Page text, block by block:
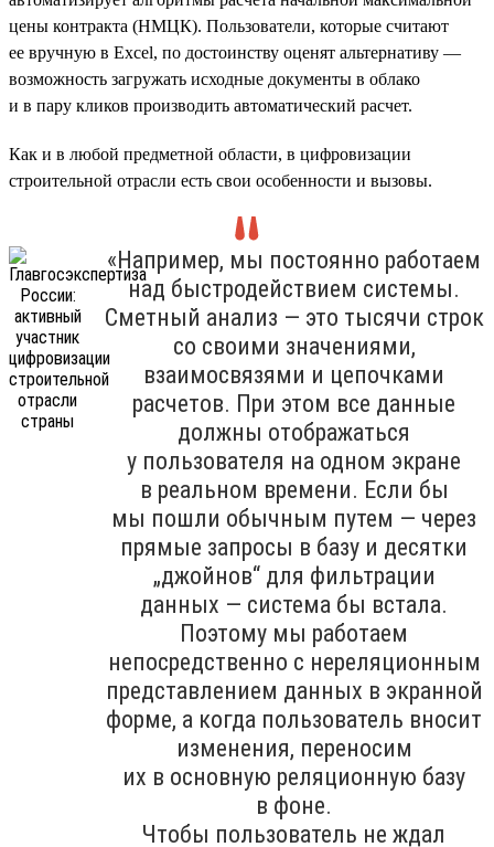
цены контракта (НМЦК). Пользователи, которые считают
ее вручную в Excel, по достоинству оценят альтернативу —
возможность загружать исходные документы в облако
и в пару кликов производить автоматический расчет.
Как и в любой предметной области, в цифровизации
строительной отрасли есть свои особенности и вызовы.
«Например, мы постоянно работаем
над быстродействием системы.
Сметный анализ — это тысячи строк
со своими значениями,
взаимосвязями и цепочками
расчетов. При этом все данные
должны отображаться
у пользователя на одном экране
в реальном времени. Если бы
мы пошли обычным путем — через
прямые запросы в базу и десятки
„джойнов“ для фильтрации
данных — система бы встала.
Поэтому мы работаем
непосредственно с нереляционным
представлением данных в экранной
форме, а когда пользователь вносит
изменения, переносим
их в основную реляционную базу
в фоне.
Чтобы пользователь не ждал